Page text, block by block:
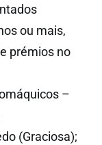
ou mais,
prémios no
–
(Graciosa);